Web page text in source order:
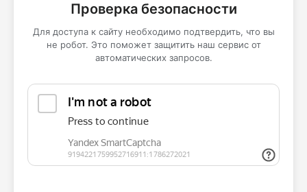
Проверка безопасности
Для доступа к сайту необходимо подтвердить, что вы
не робот. Это поможет защитить наш сервис от
автоматических запросов.